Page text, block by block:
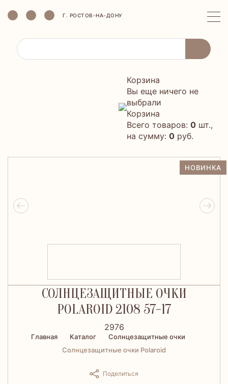
Г. РОСТОВ-НА-ДОНУ
Корзина
Вы еще ничего не
выбрали
Корзина
Всего товаров: 0 шт.,
на сумму: 0 руб.
НОВИНКА
СОЛНЦЕЗАЩИТНЫЕ ОЧКИ
POLAROID 2108 57-17
2976
Главная Каталог
Солнцезащитные очки
Солнцезащитные очки Polaroid
Поделиться